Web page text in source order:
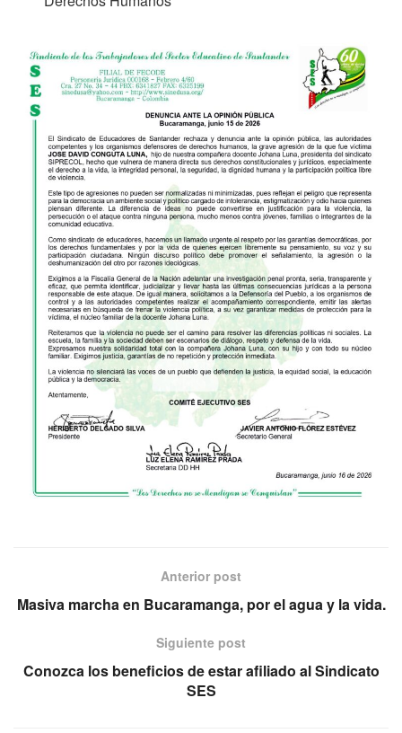
Anterior post
Masiva marcha en Bucaramanga, por el agua y la vida.
Siguiente post
Conozca los beneficios de estar afiliado al Sindicato
SES